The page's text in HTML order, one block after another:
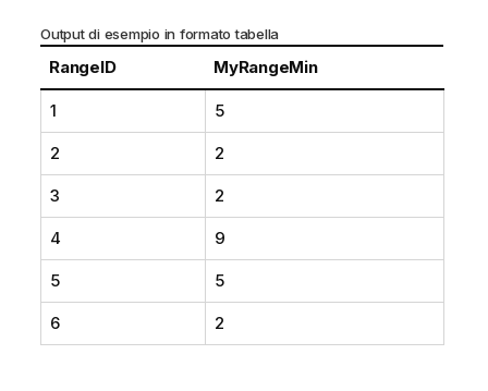
Output di esempio in formato tabella
RangeID MyRangeMin
1 5
2 2
3 2
4 9
5 5
6 2